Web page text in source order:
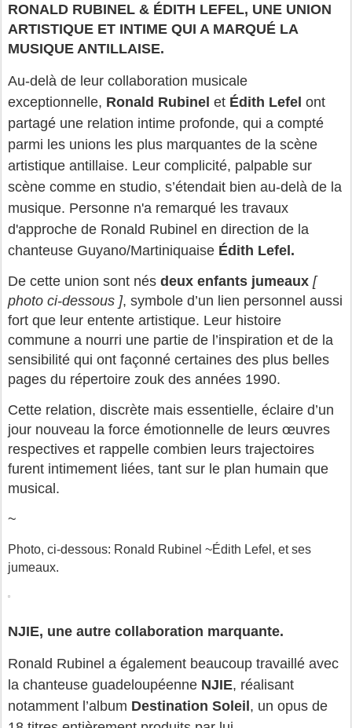
RONALD RUBINEL & ÉDITH LEFEL, UNE UNION
ARTISTIQUE ET INTIME QUI A MARQUÉ LA
MUSIQUE ANTILLAISE.
Au‑delà de leur collaboration musicale
exceptionnelle, Ronald Rubinel et Édith Lefel ont
partagé une relation intime profonde, qui a compté
parmi les unions les plus marquantes de la scène
artistique antillaise. Leur complicité, palpable sur
scène comme en studio, s’étendait bien au‑delà de la
musique. Personne n'a remarqué les travaux
d'approche de Ronald Rubinel en direction de la
chanteuse Guyano/Martiniquaise Édith Lefel.
De cette union sont nés deux enfants jumeaux [
photo ci-dessous ], symbole d’un lien personnel aussi
fort que leur entente artistique. Leur histoire
commune a nourri une partie de l’inspiration et de la
sensibilité qui ont façonné certaines des plus belles
pages du répertoire zouk des années 1990.
Cette relation, discrète mais essentielle, éclaire d’un
jour nouveau la force émotionnelle de leurs œuvres
respectives et rappelle combien leurs trajectoires
furent intimement liées, tant sur le plan humain que
musical.
~
Photo, ci-dessous: Ronald Rubinel ~Édith Lefel, et ses
jumeaux.
NJIE, une autre collaboration marquante.
Ronald Rubinel a également beaucoup travaillé avec
la chanteuse guadeloupéenne NJIE, réalisant
notamment l’album Destination Soleil, un opus de